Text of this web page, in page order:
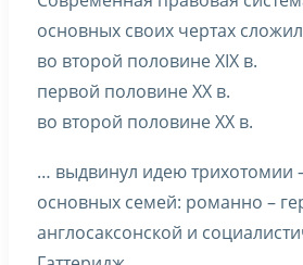
основных своих чертах
во второй половине ХIХ в.
первой половине ХХ в.
во второй половине ХХ в.
… выдвинул идею трихотомии
основных семей: романно –
англосаксонской и